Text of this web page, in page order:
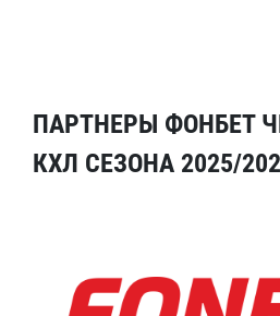
ПАРТНЕРЫ ФОНБЕТ
КХЛ СЕЗОНА 2025/